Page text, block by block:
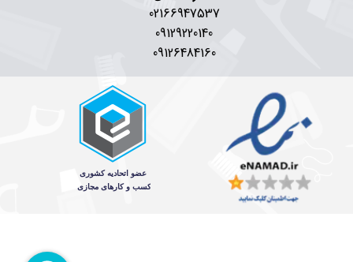
02166947537
09129220140
09126484160